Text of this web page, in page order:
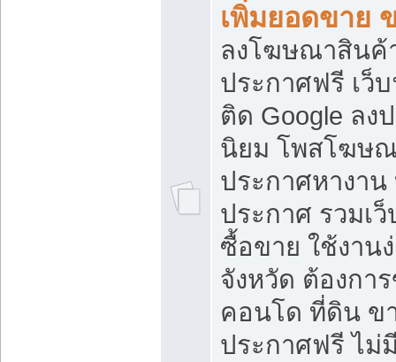
เพิ่มยอดขาย
ลงโฆษณาสิน
ประกาศฟรี เว็
ติด Google ลง
นิยม โพสโฆษ
ประกาศหางาน
ประกาศ รวมเ
ซื้อขาย ใช้งาน
จังหวัด ต้องกา
คอนโด ที่ดิน ข
ประกาศฟรี ไม่